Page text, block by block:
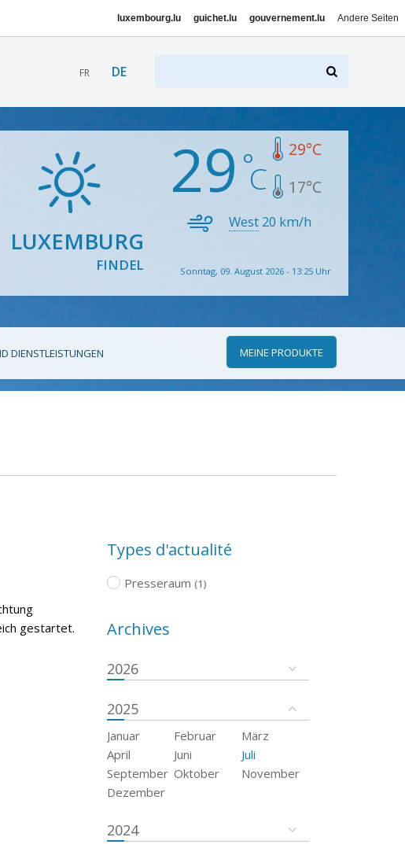
luxembourg.lu guichet.lu gouvernement.lu Andere Seiten
FR DE
LUXEMBURG
FINDEL
29 29°C
17°C
West 20 km/h
Sonntag, 09. August 2026 - 13:25 Uhr
DIENSTLEISTUNGEN MEINE PRODUKTE
gestartet.
Types d'actualité
Presseraum (1)
Archives
2026
2025
Januar Februar
März
April
Juni
Juli
September Oktober
November
Dezember
2024